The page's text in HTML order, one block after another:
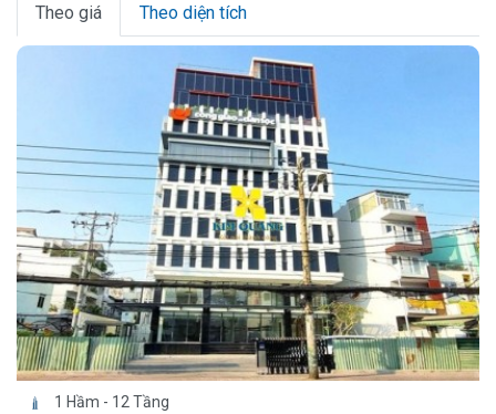
Theo giá Theo diện tích
1 Hầm - 12 Tầng